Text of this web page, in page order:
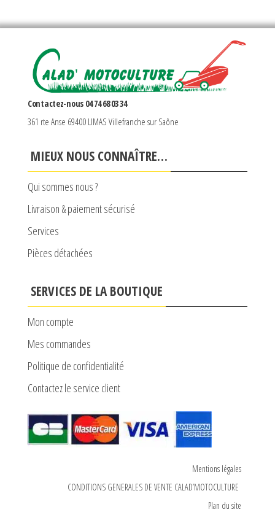
Contactez-nous 04 74 68 03 34
361 rte Anse 69400 LIMAS Villefranche sur Saône
MIEUX NOUS CONNAÎTRE…
Qui sommes nous ?
Livraison & paiement sécurisé
Services
Pièces détachées
SERVICES DE LA BOUTIQUE
Mon compte
Mes commandes
Politique de confidentialité
Contactez le service client
Mentions légales
CONDITIONS GENERALES DE VENTE CALAD’MOTOCULTURE
Plan du site